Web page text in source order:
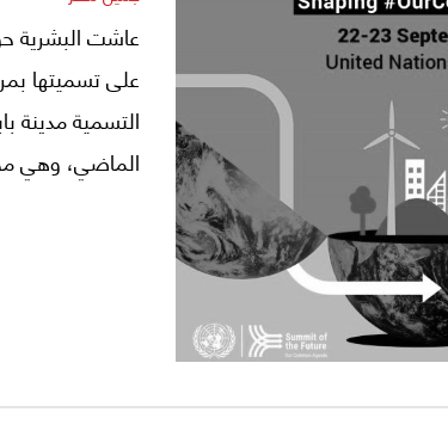
عاشت البشرية
على تسميتها
التسمية مدينة
الماضي، وهي